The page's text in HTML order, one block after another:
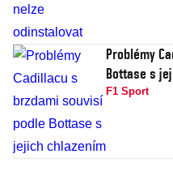
Problémy
Bottase s
F1 Sport